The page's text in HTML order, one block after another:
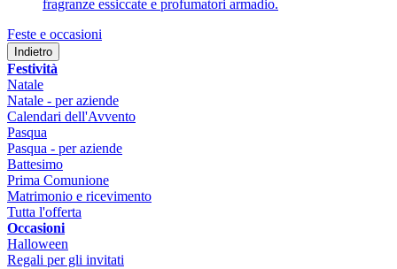
Feste e occasioni
Indietro
Festività
Natale
Natale - per aziende
Calendari dell'Avvento
Pasqua
Pasqua - per aziende
Battesimo
Prima Comunione
Matrimonio e ricevimento
Tutta l'offerta
Occasioni
Halloween
Regali per gli invitati